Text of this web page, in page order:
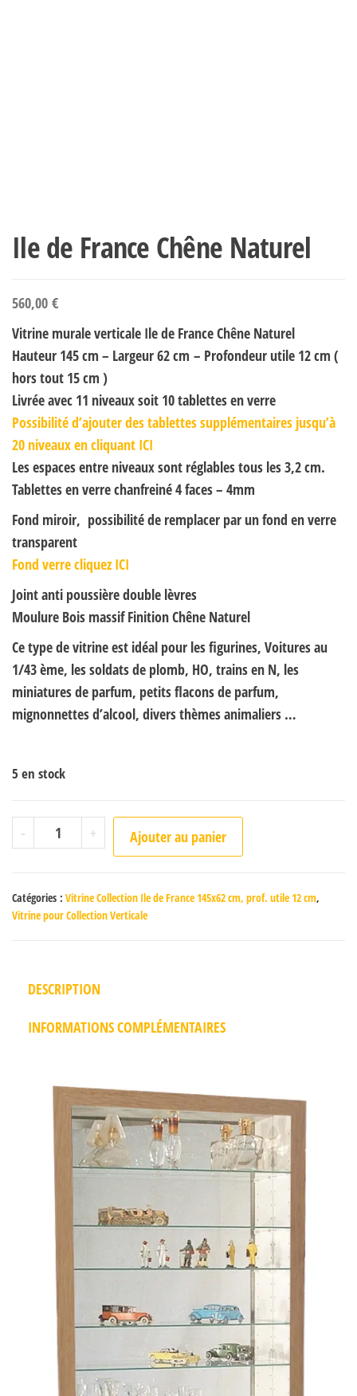
Ile de France Chêne Naturel
560,00 €
Vitrine murale verticale Ile de France Chêne Naturel
Hauteur 145 cm – Largeur 62 cm – Profondeur utile 12 cm (
hors tout 15 cm )
Livrée avec 11 niveaux soit 10 tablettes en verre
Possibilité d’ajouter des tablettes supplémentaires jusqu’à
20 niveaux en cliquant ICI
Les espaces entre niveaux sont réglables tous les 3,2 cm.
Tablettes en verre chanfreiné 4 faces – 4mm
Fond miroir, possibilité de remplacer par un fond en verre
transparent
Fond verre cliquez ICI
Joint anti poussière double lèvres
Moulure Bois massif Finition Chêne Naturel
Ce type de vitrine est idéal pour les figurines, Voitures au
1/43 ème, les soldats de plomb, HO, trains en N, les
miniatures de parfum, petits flacons de parfum,
mignonnettes d’alcool, divers thèmes animaliers …
5 en stock
- quantité de Ile de France Chêne Naturel
+ Ajouter au panier
Catégories : Vitrine Collection Ile de France 145x62 cm, prof. utile 12 cm,
Vitrine pour Collection Verticale
DESCRIPTION
INFORMATIONS COMPLÉMENTAIRES